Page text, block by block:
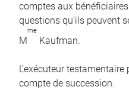
comptes aux
questions qu’ils peuvent
M
me
Kaufman.
L’exécuteur
compte de succession.